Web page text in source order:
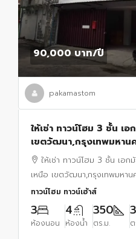
90,000 บาท/ปี
pakamastom
ให้เช่า ทาวน์โฮม 3 ชั้น เ
เขตวัฒนา,กรุงเทพมหาน
ให้เช่า ทาวน์โฮม 3 ชั้น เอ
เหนือ เขตวัฒนา,กรุงเทพมหาน
ทาวน์โฮม ทาวน์เฮ้าส์
3
ห้องนอน
4
ห้องน้ำ
350
ตร.ม.